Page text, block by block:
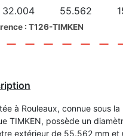
32.004 55.562
: T126-TIMKEN
à Rouleaux, connue sous
TIMKEN, possède un
extérieur de 55.562 mm et